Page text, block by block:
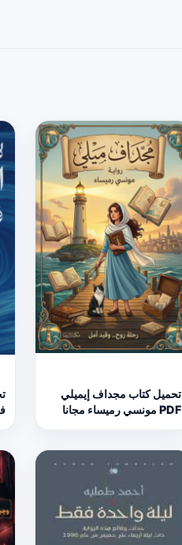
تحميل كتاب مجداف إيميلي
PDF مونسي رميساء مجانا